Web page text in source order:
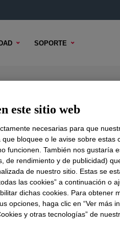
SOPORTE
DE MUESTRA OPCIONES DE
este sitio web
necesarias para que
bloquee o le avise sobre estas
funcionen. También nos gustaría
de rendimiento y de publicidad)
de nuestro sitio. Estas se
las cookies” a continuación o
dichas cookies. Para obtener
opciones, haga clic en “Ver más
y otras tecnologías” de